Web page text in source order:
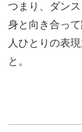
つまり、ダン
身と向き合っ
人ひとりの表
と。